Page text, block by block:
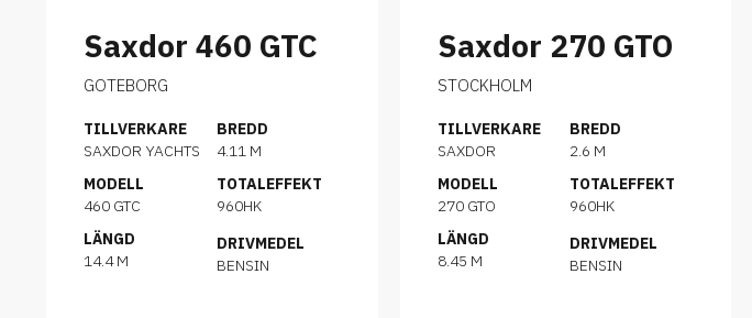
Saxdor 460 GTC
GOTEBORG
TILLVERKARE
SAXDOR YACHTS
MODELL
460 GTC
LÄNGD
14.4 M
BREDD
4.11 M
TOTALEFFEKT
960HK
DRIVMEDEL
BENSIN
Saxdor 270 GTO
STOCKHOLM
TILLVERKARE
SAXDOR
MODELL
270 GTO
LÄNGD
8.45 M
BREDD
2.6 M
TOTALEFFEKT
960HK
DRIVMEDEL
BENSIN